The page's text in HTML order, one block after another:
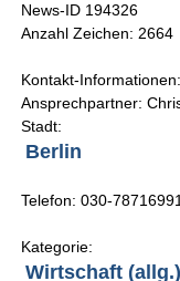
News-ID 194326
Anzahl Zeichen: 2664
Kontakt-Informationen:
Ansprechpartner:
Stadt:
Berlin
Telefon: 030-78716991
Kategorie:
Wirtschaft (allg.)